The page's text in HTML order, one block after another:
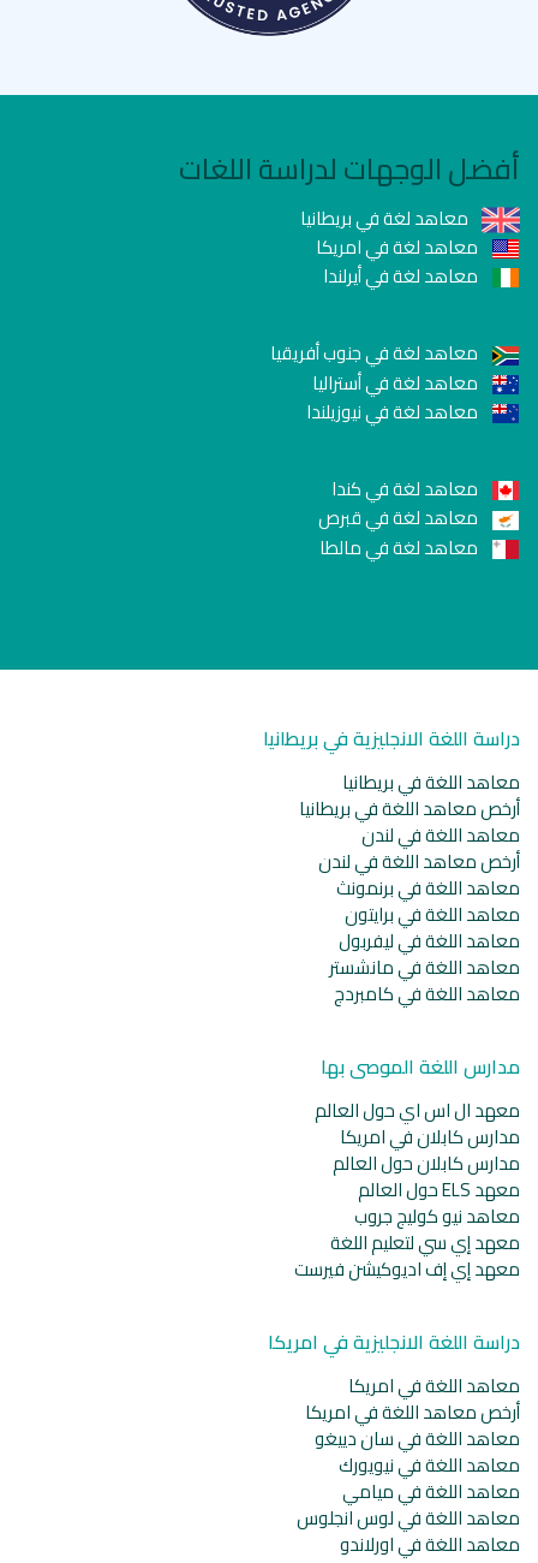
أفضل الوجهات لدراسة اللغات
معاهد لغة في بريطانيا
معاهد لغة في امريكا
معاهد لغة في أيرلندا
معاهد لغة في جنوب أفريقيا
معاهد لغة في أستراليا
معاهد لغة في نيوزيلندا
معاهد لغة في كندا
معاهد لغة في قبرص
معاهد لغة في مالطا
دراسة اللغة الانجليزية في بريطانيا
معاهد اللغة في بريطانيا
أرخص معاهد اللغة في بريطانيا
معاهد اللغة في لندن
أرخص معاهد اللغة في لندن
معاهد اللغة في برنمونث
معاهد اللغة في برايتون
معاهد اللغة في ليفربول
معاهد اللغة في مانشستر
معاهد اللغة في كامبردج
مدارس اللغة الموصى بها
معهد ال اس اي حول العالم
مدارس كابلان في امريكا
مدارس كابلان حول العالم
معهد ELS حول العالم
معاهد نيو كوليج جروب
معهد إي سي لتعليم اللغة
معهد إي إف اديوكيشن فيرست
دراسة اللغة الانجليزية في امريكا
معاهد اللغة في امريكا
أرخص معاهد اللغة في امريكا
معاهد اللغة في سان دييغو
معاهد اللغة في نيويورك
معاهد اللغة في ميامي
معاهد اللغة في لوس انجلوس
معاهد اللغة في اورلاندو